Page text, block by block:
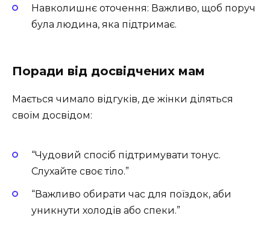
Навколишнє оточення: Важливо, щоб поруч
була людина, яка підтримає.
Поради від досвідчених мам
Мається чимало відгуків, де жінки діляться
своїм досвідом:
“Чудовий спосіб підтримувати тонус.
Слухайте своє тіло.”
“Важливо обирати час для поїздок, аби
уникнути холодів або спеки.”